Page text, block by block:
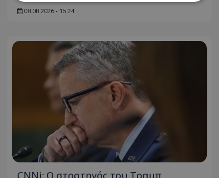
08.08.2026 - 15:24
CNNi: Ο στρατηγός του Τραμπ
Μη ταξινομημένα
Τα απολύτως απαραίτητα cookies επιτρέπουν
βασικές λειτουργίες του ιστότοπου, όπως τη
σύνδεση χρήστη και τη διαχείριση λογαριασμού.
Ο ιστότοπος δεν μπορεί να χρησιμοποιηθεί σωστά
χωρίς τα απολύτως απαραίτητα cookies.
Ονοματεπώνυμο
Προμηθευτής
usprivacy
.lifenewscy.tothemaonline.com